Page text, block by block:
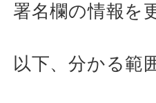
署名欄の情報を
以下、分かる範